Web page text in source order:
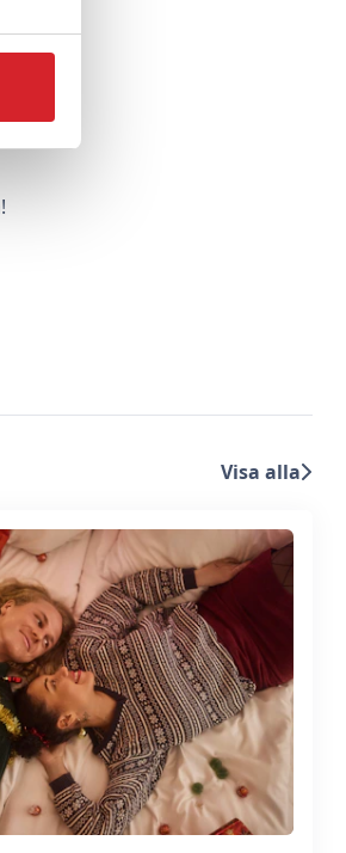
i
Visa alla